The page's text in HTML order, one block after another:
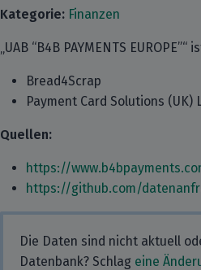
Kategorie: Finanzen
„UAB “B4B PAYMENTS
Bread4Scrap
Payment Card Solutions (UK)
Quellen:
https://
https://github.com/
Die Daten sind nicht aktuell
Datenbank? Schlag eine